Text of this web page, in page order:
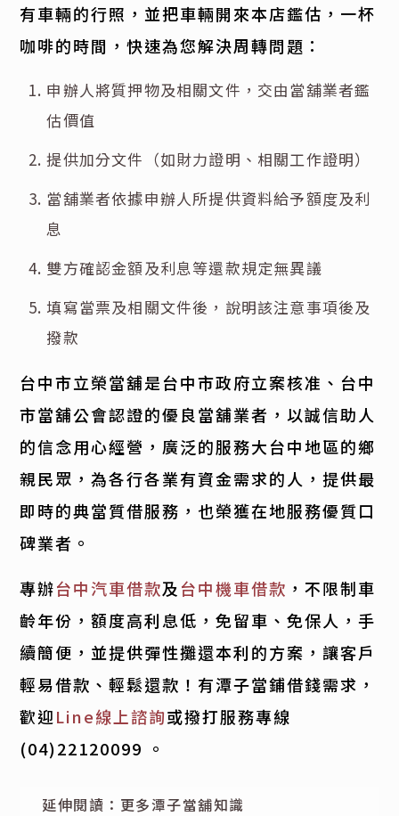
有車輛的行照，並把車輛開來本店鑑估，一杯
咖啡的時間，快速為您解決周轉問題：
申辦人將質押物及相關文件，交由當舖業者鑑
估價值
提供加分文件（如財力證明、相關工作證明）
當舖業者依據申辦人所提供資料給予額度及利
息
雙方確認金額及利息等還款規定無異議
填寫當票及相關文件後，說明該注意事項後及
撥款
台中市立榮當舖是台中市政府立案核准、台中
市當舖公會認證的優良當舖業者，以誠信助人
的信念用心經營，廣泛的服務大台中地區的鄉
親民眾，為各行各業有資金需求的人，提供最
即時的典當質借服務，也榮獲在地服務優質口
碑業者。
專辦台中汽車借款及台中機車借款 ，不限制車
齡年份，額度高利息低，免留車、免保人，手
續簡便，並提供彈性攤還本利的方案，讓客戶
輕易借款、輕鬆還款！有潭子當鋪借錢需求，
歡迎Line線上諮詢或撥打服務專線
(04)22120099 。
延伸閱讀：更多潭子當舖知識